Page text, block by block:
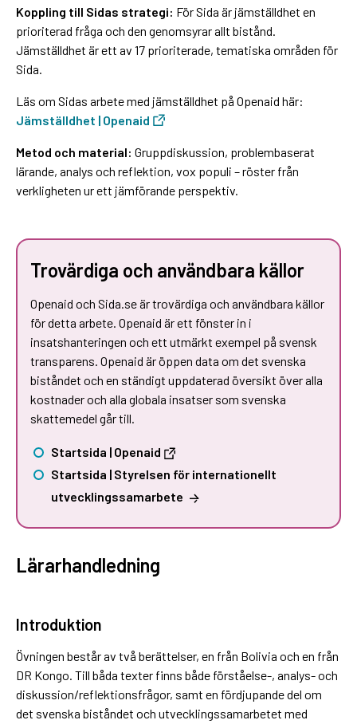
Koppling till Sidas strategi: För Sida är jämställdhet en
prioriterad fråga och den genomsyrar allt bistånd.
Jämställdhet är ett av 17 prioriterade, tematiska områden för
Sida.
Läs om Sidas arbete med jämställdhet på Openaid här:
Jämställdhet | Openaid
Metod och material: Gruppdiskussion, problembaserat
lärande, analys och reflektion, vox populi – röster från
verkligheten ur ett jämförande perspektiv.
Trovärdiga och användbara källor
Openaid och Sida.se är trovärdiga och användbara källor
för detta arbete. Openaid är ett fönster in i
insatshanteringen och ett utmärkt exempel på svensk
transparens. Openaid är öppen data om det svenska
biståndet och en ständigt uppdaterad översikt över alla
kostnader och alla globala insatser som svenska
skattemedel går till.
Startsida | Openaid
Startsida | Styrelsen för internationellt
utvecklingssamarbete
Lärarhandledning
Introduktion
Övningen består av två berättelser, en från Bolivia och en från
DR Kongo. Till båda texter finns både förståelse-, analys- och
diskussion/reflektionsfrågor, samt en fördjupande del om
det svenska biståndet och utvecklingssamarbetet med